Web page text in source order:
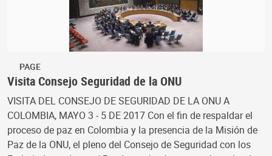
PAGE
Visita Consejo Seguridad de la ONU
VISITA DEL CONSEJO DE SEGURIDAD DE LA ONU A
COLOMBIA, MAYO 3 - 5 DE 2017 Con el fin de respaldar el
proceso de paz en Colombia y la presencia de la Misión de
Paz de la ONU, el pleno del Consejo de Seguridad con los